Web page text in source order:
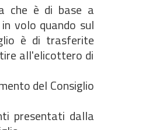
che è di base a
volo quando sul
è di trasferite
all'elicottero di
del Consiglio
presentati dalla